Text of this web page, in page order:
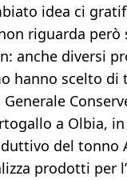
idea ci
riguarda però
anche diversi
hanno scelto di
a Olbia, in
del tonno
prodotti per